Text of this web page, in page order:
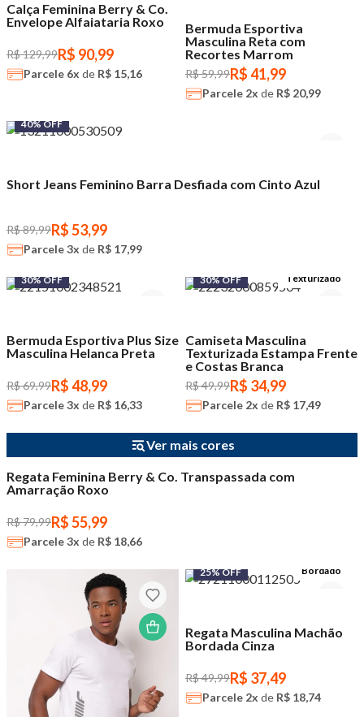
Calça Feminina Berry & Co.
Envelope Alfaiataria Roxo
R$ 129,99R$ 90,99
Parcele 6x de R$ 15,16
Bermuda Esportiva
Masculina Reta com
Recortes Marrom
R$ 59,99R$ 41,99
Parcele 2x de R$ 20,99
40% OFF
Short Jeans Feminino Barra Desfiada com Cinto Azul
R$ 89,99R$ 53,99
Parcele3x de R$ 17,99
30% OFF
Bermuda Esportiva Plus Size
Masculina Helanca Preta
R$ 69,99R$ 48,99
Parcele3x de R$ 16,33
30% OFF Texturizado
Camiseta Masculina
Texturizada Estampa Frente
e Costas Branca
R$ 49,99R$ 34,99
Parcele 2x de R$ 17,49
Ver mais cores
Regata Feminina Berry & Co. Transpassada com
Amarração Roxo
R$ 79,99R$ 55,99
Parcele3x de R$ 18,66
25% OFF Bordado
Regata Masculina Machão
Bordada Cinza
R$ 49,99R$ 37,49
Parcele 2x de R$ 18,74